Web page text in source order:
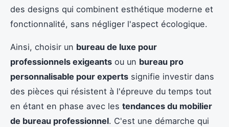
des designs qui combinent esthétique moderne et
fonctionnalité, sans négliger l'aspect écologique.
Ainsi, choisir un bureau de luxe pour
professionnels exigeants ou un bureau pro
personnalisable pour experts signifie investir dans
des pièces qui résistent à l'épreuve du temps tout
en étant en phase avec les tendances du mobilier
de bureau professionnel. C'est une démarche qui